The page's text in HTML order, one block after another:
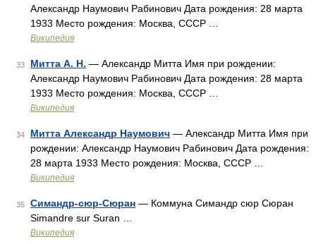
Александр Наумович Рабинович Дата рождения: 28 марта
1933 Место рождения: Москва, СССР …
Википедия
33 Митта А. Н. — Александр Митта Имя при рождении:
Александр Наумович Рабинович Дата рождения: 28 марта
1933 Место рождения: Москва, СССР …
Википедия
34 Митта Александр Наумович — Александр Митта Имя при
рождении: Александр Наумович Рабинович Дата рождения:
28 марта 1933 Место рождения: Москва, СССР …
Википедия
35 Симандр-сюр-Сюран — Коммуна Симандр сюр Сюран
Simandre sur Suran …
Википедия